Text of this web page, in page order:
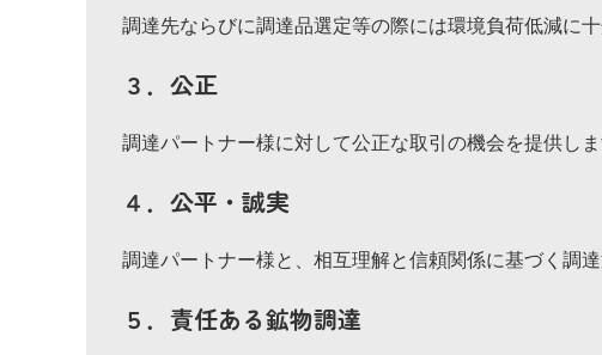
調達先ならびに調達品選定等の際には環境負荷低減に
３．公正
調達パートナー様に対して公正な取引の機会を提供しま
４．公平・誠実
調達パートナー様と、相互理解と信頼関係に基づく調達
５．責任ある鉱物調達